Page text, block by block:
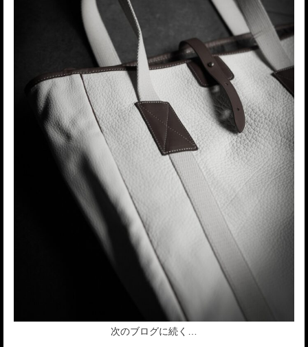
次のブログに続く…